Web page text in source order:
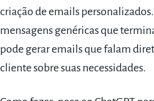
criação de emails
mensagens genéricas que
pode gerar emails que falam
cliente sobre suas necessidades.